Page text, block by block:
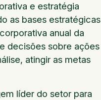
e estratégia
as bases estratégicas
anual da
decisões sobre ações
atingir as metas
líder do setor para